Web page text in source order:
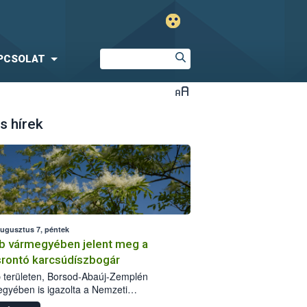
hírek
7, péntek
vármegyében jelent meg a
karcsúdíszbogár
területen, Borsod-Abaúj-Zemplén
is igazolta a Nemzeti
biztonsági Hivatal (Nébih) a